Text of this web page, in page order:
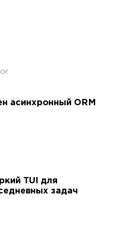
асинхронный ORM
TUI для
задач